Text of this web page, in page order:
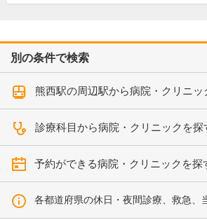
別の条件で検索
熊西駅の周辺駅から病院・クリニッ
診療科目から病院・クリニックを探
予約ができる病院・クリニックを探
各都道府県の休日・夜間診療、救急、